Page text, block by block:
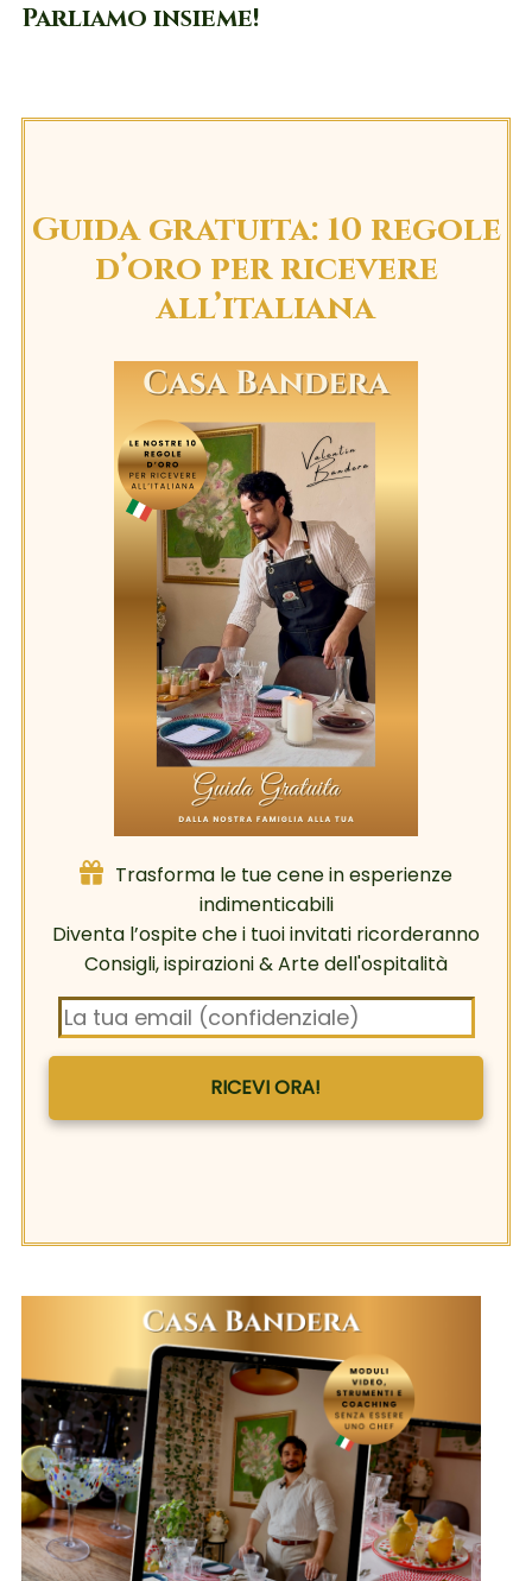
Parliamo insieme!
Guida gratuita: 10 regole
d’oro per ricevere
all’italiana
Trasforma le tue cene in esperienze
indimenticabili
Diventa l’ospite che i tuoi invitati ricorderanno
Consigli, ispirazioni & Arte dell'ospitalità
RICEVI ORA!